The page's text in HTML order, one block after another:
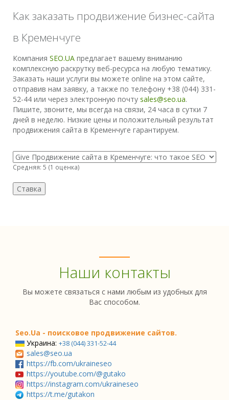
Как заказать продвижение бизнес-сайта
в Кременчуге
Компания SEO.UA предлагает вашему вниманию
комплексную раскрутку веб-ресурса на любую тематику.
Заказать наши услуги вы можете online на этом сайте,
отправив нам заявку, а также по телефону +38 (044) 331-
52-44 или через электронную почту sales@seo.ua.
Пишите, звоните, мы всегда на связи, 24 часа в сутки 7
дней в неделю. Низкие цены и положительный результат
продвижения сайта в Кременчуге гарантируем.
Средняя: 5 (1 оценка)
Наши контакты
Вы можете связаться с нами любым из удобных для
Вас способом.
Seo.Ua - поисковое продвижение сайтов.
Украина: +38 (044) 331-52-44
sales@seo.ua
https://fb.com/ukraineseo
https://youtube.com/@gutako
https://instagram.com/ukraineseo
https://t.me/gutakon